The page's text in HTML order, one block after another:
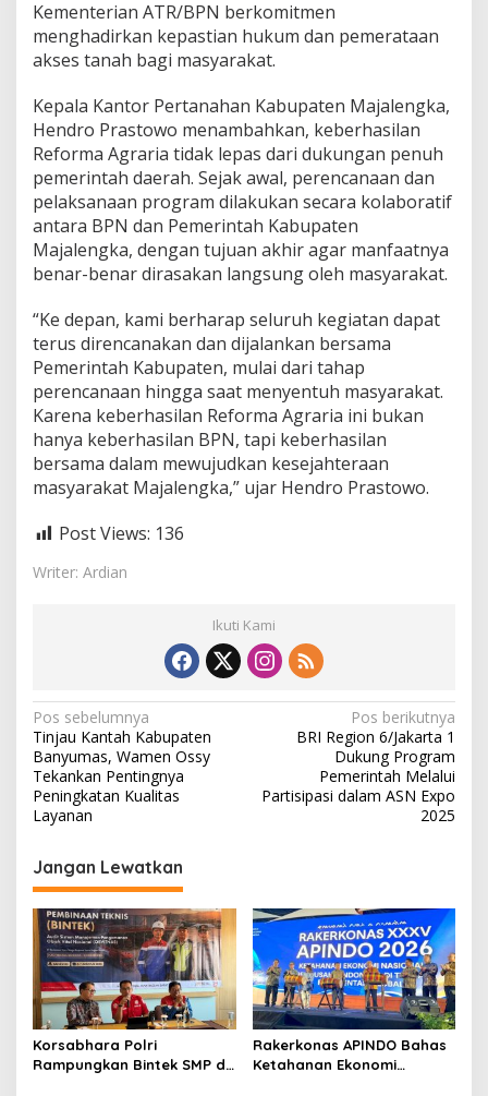
Kementerian ATR/BPN berkomitmen
menghadirkan kepastian hukum dan pemerataan
akses tanah bagi masyarakat.
Kepala Kantor Pertanahan Kabupaten Majalengka,
Hendro Prastowo menambahkan, keberhasilan
Reforma Agraria tidak lepas dari dukungan penuh
pemerintah daerah. Sejak awal, perencanaan dan
pelaksanaan program dilakukan secara kolaboratif
antara BPN dan Pemerintah Kabupaten
Majalengka, dengan tujuan akhir agar manfaatnya
benar-benar dirasakan langsung oleh masyarakat.
“Ke depan, kami berharap seluruh kegiatan dapat
terus direncanakan dan dijalankan bersama
Pemerintah Kabupaten, mulai dari tahap
perencanaan hingga saat menyentuh masyarakat.
Karena keberhasilan Reforma Agraria ini bukan
hanya keberhasilan BPN, tapi keberhasilan
bersama dalam mewujudkan kesejahteraan
masyarakat Majalengka,” ujar Hendro Prastowo.
Post Views: 136
Writer: Ardian
Ikuti Kami
N
a
v
i
a
s
i
p
o
s
Pos sebelumnya
Tinjau Kantah Kabupaten
Banyumas, Wamen Ossy
Tekankan Pentingnya
Peningkatan Kualitas
Layanan
Pos berikutnya
BRI Region 6/Jakarta 1
Dukung Program
Pemerintah Melalui
Partisipasi dalam ASN Expo
2025
Jangan Lewatkan
Korsabhara Polri
Rampungkan Bintek SMP di
Rakerkonas APINDO Bahas
Ketahanan Ekonomi